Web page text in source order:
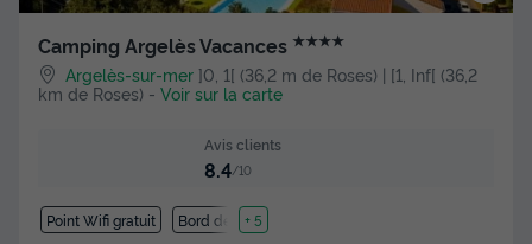
Camping Argelès Vacances ★★★★
Argelès-sur-mer ]0, 1[ (36,2 m de Roses) | [1, Inf[ (36,2
km de Roses) - Voir sur la carte
Avis clients
8.4/10
Point Wifi gratuit Bord de mer
+ 5